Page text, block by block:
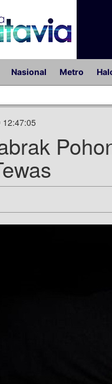
Nasional Metro
12:47:05